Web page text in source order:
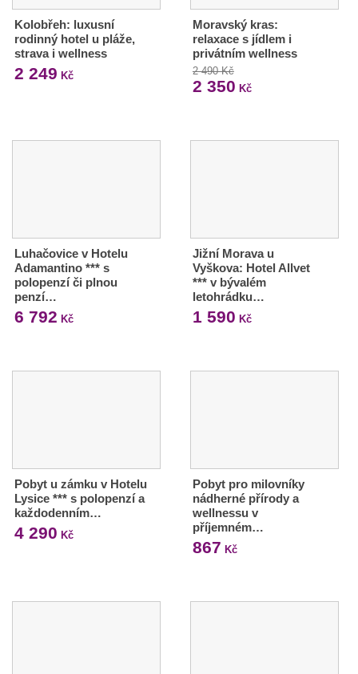
Kolobřeh: luxusní
rodinný hotel u pláže,
strava i wellness
2 249 Kč
Moravský kras:
relaxace s jídlem i
privátním wellness
2 490 Kč
2 350 Kč
Luhačovice v Hotelu
Adamantino *** s
polopenzí či plnou
penzí…
6 792 Kč
Jižní Morava u
Vyškova: Hotel Allvet
*** v bývalém
letohrádku…
1 590 Kč
Pobyt u zámku v Hotelu
Lysice *** s polopenzí a
každodenním…
4 290 Kč
Pobyt pro milovníky
nádherné přírody a
wellnessu v
příjemném…
867 Kč